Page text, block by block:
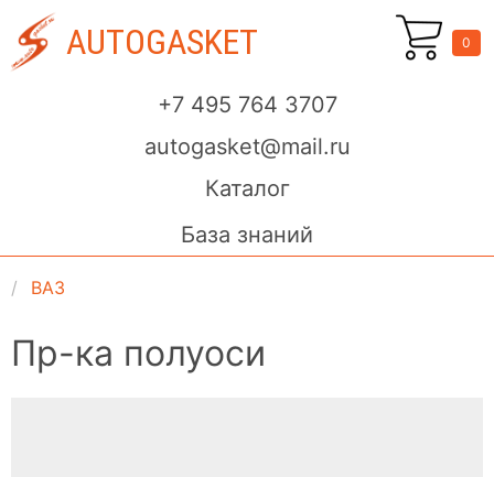
AUTOGASKET
+7 495 764 3707
autogasket@mail.ru
Каталог
База знаний
0
ВАЗ
Пр-ка полуоси